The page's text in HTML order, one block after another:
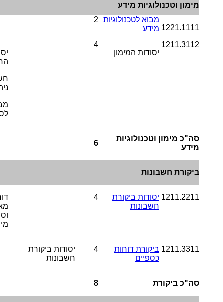
מימון וטכנולוגיות מידע
1221.1111
מבוא לטכנולוגיות
מידע
2
1211.3112
יסודות המימון
4
סה"כ מימון וטכנולוגיות
מידע
6
ביקורת חשבונות
1211.2211 יסודות ביקורת
חשבונות
4
1211.3311 ביקורת דוחות
כספיים
4
יסודות ביקורת
חשבונות
סה"כ ביקורת 8